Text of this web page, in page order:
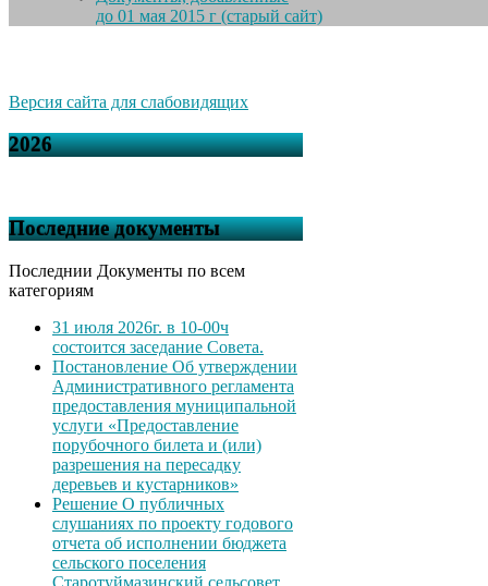
до 01 мая 2015 г (старый сайт)
Версия сайта для слабовидящих
2026
Последние документы
Последнии Документы по всем
категориям
31 июля 2026г. в 10-00ч
состоится заседание Совета.
Постановление Об утверждении
Административного регламента
предоставления муниципальной
услуги «Предоставление
порубочного билета и (или)
разрешения на пересадку
деревьев и кустарников»
Решение О публичных
слушаниях по проекту годового
отчета об исполнении бюджета
сельского поселения
Старотуймазинский сельсовет